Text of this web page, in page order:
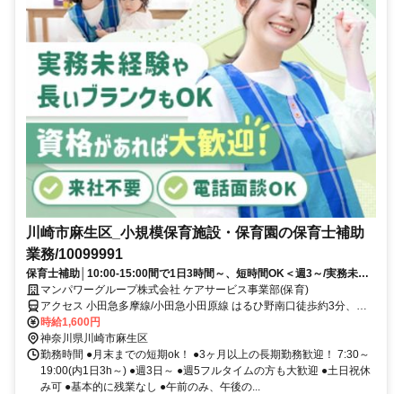
川崎市麻生区_小規模保育施設・保育園の保育士補助
業務/10099991
保育士補助│10:00-15:00間で1日3時間～、短時間OK＜週3～/実務未経
験OK＞日払いOK
マンパワーグループ株式会社 ケアサービス事業部(保育)
アクセス 小田急多摩線/小田急小田原線 はるひ野南口徒歩約3分、京
王相模原線 若葉台徒歩約16分、小田急多摩線/小田急小田原線 黒川
（神奈川県）南口徒歩約17分 車・バイク通勤OK(派遣先による)
時給1,600円
神奈川県川崎市麻生区
勤務時間 ●月末までの短期ok！ ●3ヶ月以上の長期勤務歓迎！ 7:30～
19:00(内1日3h～) ●週3日～ ●週5フルタイムの方も大歓迎 ●土日祝休
み可 ●基本的に残業なし ●午前のみ、午後の...